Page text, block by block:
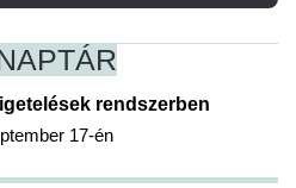
rendszerben
17-én